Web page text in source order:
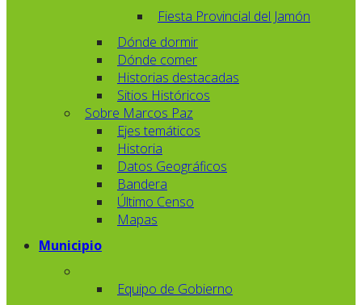
Fiesta Provincial del Jamón
Dónde dormir
Dónde comer
Historias destacadas
Sitios Históricos
Sobre Marcos Paz
Ejes temáticos
Historia
Datos Geográficos
Bandera
Último Censo
Mapas
Municipio
Equipo de Gobierno